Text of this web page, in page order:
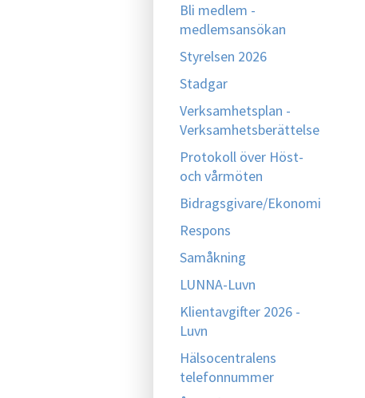
Bli medlem -
medlemsansökan
Styrelsen 2026
Stadgar
Verksamhetsplan -
Verksamhetsberättelse
Protokoll över Höst-
och vårmöten
Bidragsgivare/Ekonomi
Respons
Samåkning
LUNNA-Luvn
Klientavgifter 2026 -
Luvn
Hälsocentralens
telefonnummer